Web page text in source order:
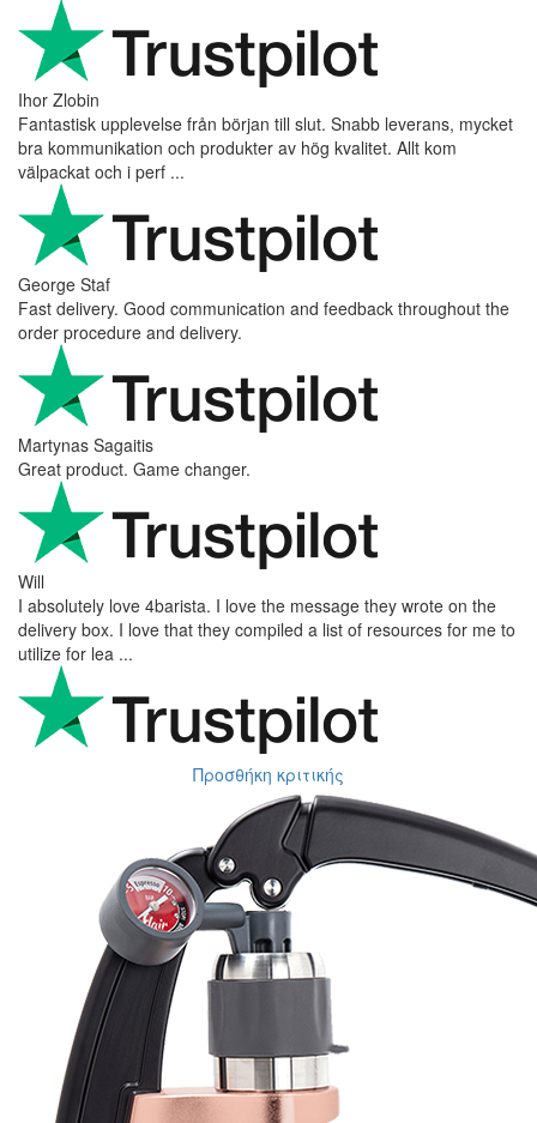
Ihor Zlobin
Fantastisk upplevelse från början till slut. Snabb leverans, mycket
bra kommunikation och produkter av hög kvalitet. Allt kom
välpackat och i perf ...
George Staf
Fast delivery. Good communication and feedback throughout the
order procedure and delivery.
Martynas Sagaitis
Great product. Game changer.
Will
I absolutely love 4barista. I love the message they wrote on the
delivery box. I love that they compiled a list of resources for me to
utilize for lea ...
Προσθήκη κριτικής